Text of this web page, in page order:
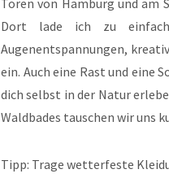
Toren von Hamburg und am
Dort lade ich zu
Augenentspannungen,
ein. Auch eine Rast und eine
dich selbst in der Natur
Waldbades tauschen wir uns
Tipp: Trage wetterfeste